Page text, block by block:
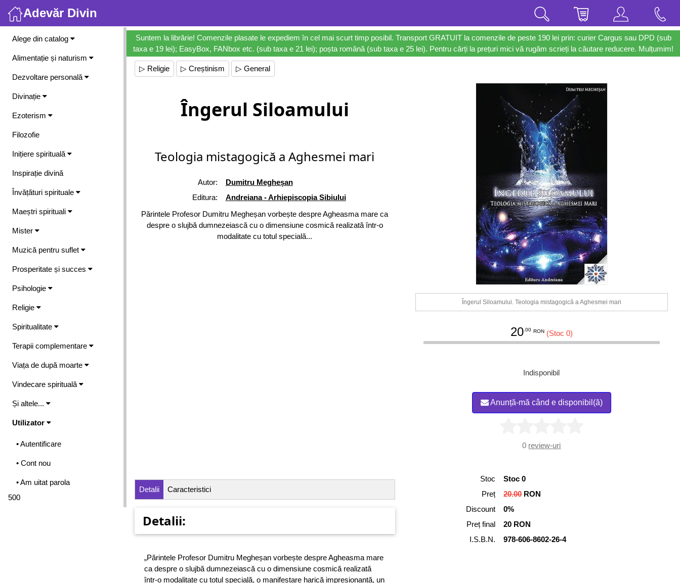
Adevăr Divin
Meniu
Alege din catalog
Alimentație și naturism
Dezvoltare personală
Divinație
Ezoterism
Filozofie
Inițiere spirituală
Inspirație divină
Învățături spirituale
Maeștri spirituali
Mister
Muzică pentru suflet
Prosperitate și succes
Psihologie
Religie
Spiritualitate
Terapii complementare
Viața de după moarte
Vindecare spirituală
Și altele...
Utilizator
• Autentificare
• Cont nou
• Am uitat parola
500
Suntem la librărie! Comenzile plasate le expediem în cel mai scurt timp posibil. Transport GRATUIT la comenzile de peste 190 lei prin: curier Cargus sau DPD (sub
taxa e 19 lei); EasyBox, FANbox etc. (sub taxa e 21 lei); poșta română (sub taxa e 25 lei). Pentru cărți la prețuri mici vă rugăm scrieți la căutare reducere. Mulțumim!
▷ Religie ▷ Creștinism ▷ General
Îngerul Siloamului
Teologia mistagogică a Aghesmei mari
Autor:
Dumitru Megheșan
Editura:
Andreiana - Arhiepiscopia Sibiului
Părintele Profesor Dumitru Megheșan vorbește despre Agheasma mare ca
despre o slujbă dumnezeiască cu o dimensiune cosmică realizată într-o
modalitate cu totul specială...
Îngerul Siloamului. Teologia mistagogică a Aghesmei mari
20.00 RON (Stoc 0)
Indisponibil
Anunță-mă când e disponibil(ă)
0 review-uri
Detalii Caracteristici
Detalii:
„Părintele Profesor Dumitru Megheșan vorbește despre Agheasma mare
ca despre o slujbă dumnezeiască cu o dimensiune cosmică realizată
într-o modalitate cu totul specială, o manifestare harică impresionantă, un
Stoc
Stoc 0
Preț
20.00RON
Discount
0%
Preț final
20 RON
I.S.B.N.
978-606-8602-26-4